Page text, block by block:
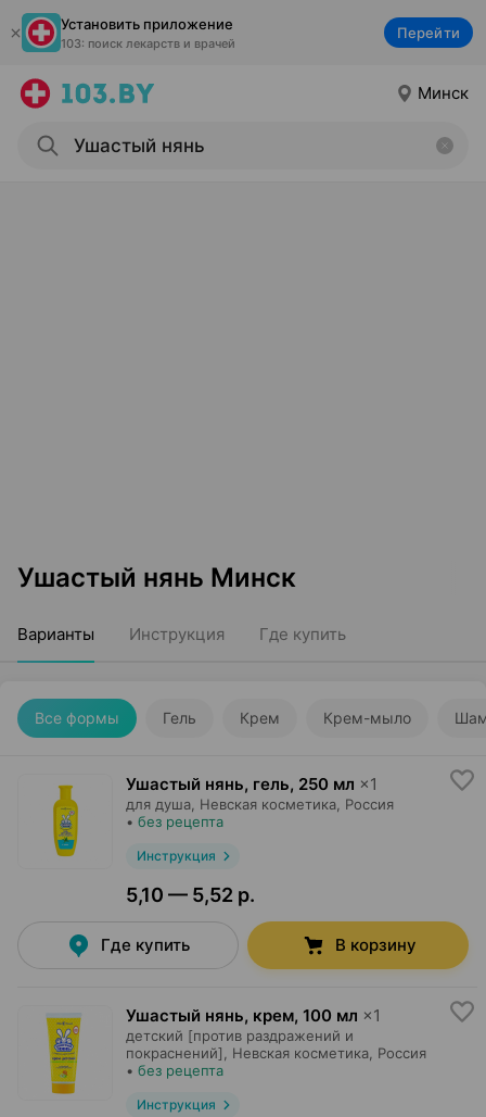
Установить приложение
103: поиск лекарств и врачей
Перейти
Минск
Ушастый нянь Минск
Варианты Инструкция Где купить
Все формы Гель Крем Крем-мыло
Ушастый нянь, гель, 250 мл ×1
для душа, Невская косметика , Россия
• без рецепта
Инструкция
5,10 — 5,52 р.
Где купить В корзину
Ушастый нянь, крем, 100 мл ×1
детский [против раздражений и
покраснений],
Невская косметика , Россия
• без рецепта
Инструкция